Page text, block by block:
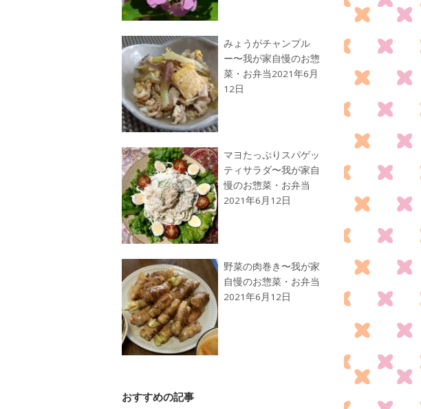
みょうがチャンプル
ー〜我が家自慢のお惣
菜・お弁当2021年6月
12日
マヨたっぷりスパゲッ
ティサラダ〜我が家自
慢のお惣菜・お弁当
2021年6月12日
野菜の肉巻き〜我が家
自慢のお惣菜・お弁当
2021年6月12日
おすすめの記事